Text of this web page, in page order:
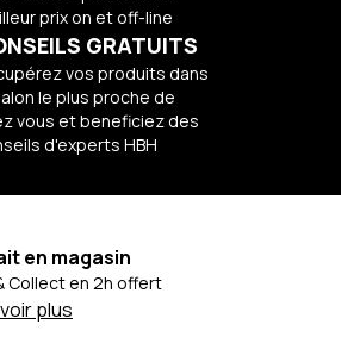
prix on et off-line
GRATUITS
vos produits dans
le plus proche de
vous et beneficiez des
d'experts HBH
en magasin
Collect en 2h offert
plus